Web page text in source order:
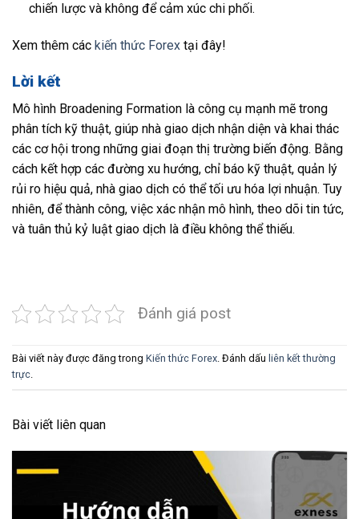
chiến lược và không để cảm xúc chi phối.
Xem thêm các kiến thức Forex tại đây!
Lời kết
Mô hình Broadening Formation là công cụ mạnh mẽ trong
phân tích kỹ thuật, giúp nhà giao dịch nhận diện và khai thác
các cơ hội trong những giai đoạn thị trường biến động. Bằng
cách kết hợp các đường xu hướng, chỉ báo kỹ thuật, quản lý
rủi ro hiệu quả, nhà giao dịch có thể tối ưu hóa lợi nhuận. Tuy
nhiên, để thành công, việc xác nhận mô hình, theo dõi tin tức,
và tuân thủ kỷ luật giao dịch là điều không thể thiếu.
Đánh giá post
Bài viết này được đăng trong Kiến thức Forex. Đánh dấu liên kết thường
trực.
Bài viết liên quan